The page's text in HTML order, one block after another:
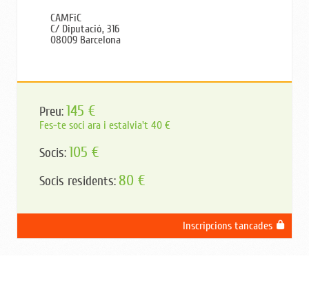
CAMFiC
C/ Diputació, 316
08009 Barcelona
Preu:145 €
Fes-te soci ara i estalvia't 40 €
Socis:105 €
Socis residents: 80 €
Inscripcions tancades